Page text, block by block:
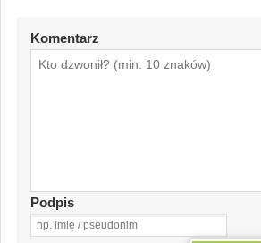
Komentarz
Podpis